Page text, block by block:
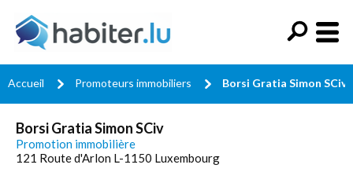
Accueil Promoteurs immobiliers Borsi Gratia Simon SCiv
Borsi Gratia Simon SCiv
Promotion immobilière
121 Route d'Arlon L-1150 Luxembourg